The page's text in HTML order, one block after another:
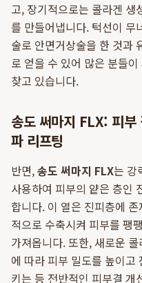
고, 장기적으로는 콜라겐 생
를 만들어냅니다. 턱선이 무
술로 안면거상술을 한 것과
로 얻을 수 있어 많은 분들이
찾고 있습니다.
송도 써마지 FLX: 피부
파 리프팅
반면,송도 써마지 FLX는 강
사용하여 피부의 얕은 층인
합니다. 이 열은 진피층에
적으로 수축시켜 피부를 팽
가져옵니다. 또한, 새로운
에 따라 피부 밀도를 높이고
키는 등 전반적인 피부결 개